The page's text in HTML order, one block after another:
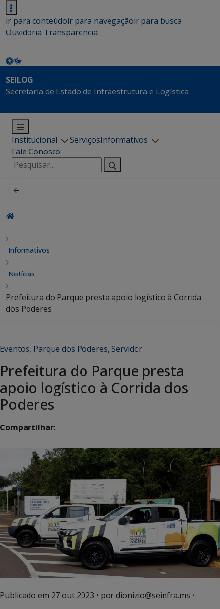
ir para conteúdoir para navegaçãoir para busca
Ouvidoria Transparência
SEILOG
Secretaria de Estado de Infraestrutura e Logística
Institucional ServiçosInformativos
Fale Conosco
Pesquisar
por:
Informativos
Notícias
Prefeitura do Parque presta apoio logístico à Corrida
dos Poderes
Eventos, Parque dos Poderes, Servidor
Prefeitura do Parque presta
apoio logístico à Corrida dos
Poderes
Compartilhar:
Publicado em 27 out 2023 • por dionizio@seinfra.ms •